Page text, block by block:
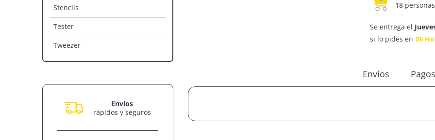
Stencils
Tester
Tweezer
Envíos
rápidos y seguros
18
Se entrega el
si lo pides en 06
Envíos Pagos